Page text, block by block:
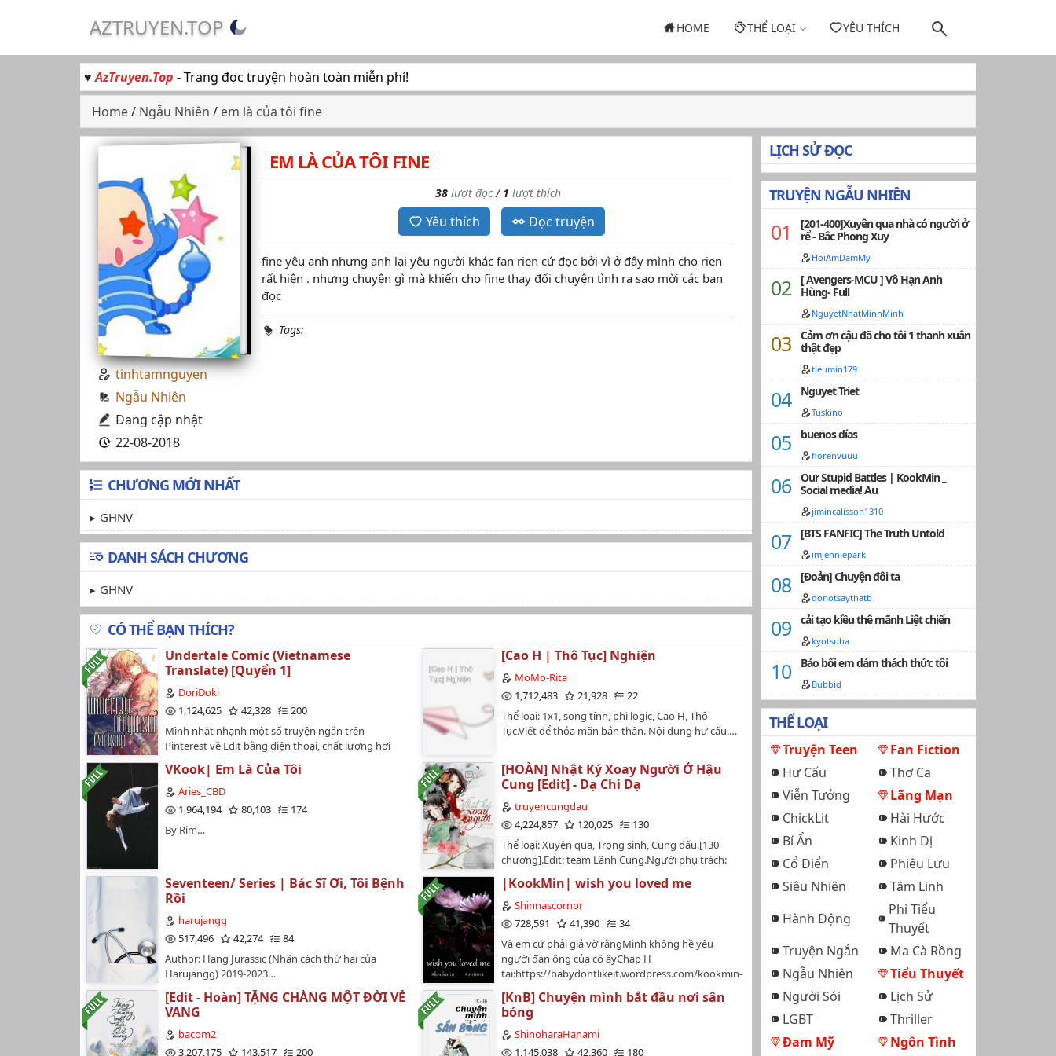
AZTRUYEN.TOP HOME THỂ LOẠI YÊU THÍCH
♥AzTruyen.Top - Trang đọc truyện hoàn toàn miễn phí!
Home/ Ngẫu Nhiên / em là của tôi fine
tinhtamnguyen
Ngẫu Nhiên
Đang cập nhật
22-08-2018
EM LÀ CỦA TÔI FINE
38 lượt đọc/ 1 lượt thích
Yêu thích Đọc truyện
fine yêu anh nhưng anh lại yêu người khác fan rien cứ đọc bởi vì ở đây mình cho rien
rất hiện . nhưng chuyện gì mà khiến cho fine thay đổi chuyện tình ra sao mời các bạn
đọc
Tags:
CHƯƠNG MỚI NHẤT
GHNV
DANH SÁCH CHƯƠNG
GHNV
CÓ THỂ BẠN THÍCH?
Undertale Comic (Vietnamese
Translate) [Quyển 1]
DoriDoki
1,124,625
42,328
200
Mình nhặt nhạnh một số truyện ngắn trên
Pinterest về Edit bằng điện thoại, chất lượng hơi
nát tí, nên mọi người thông cảm. :'( Tại mình không
hay lên máy tính cho lắm, với thấy nhìn fanpage
trên facebook cũng ngừng hoạt động nên không
còn nguồn truyện để xem. Có nhiều truyện là series
dùng điện thoại không được tiện, mọi người thông
[Cao H | Thô Tục] Nghiện
MoMo-Rita
1,712,483
21,928
22
Thể loại: 1x1, song tính, phi logic, Cao H, Thô
Tục.Viết để thỏa mãn bản thân. Nội dung hư cấu.…
VKook| Em Là Của Tôi
Aries_CBD
1,964,194
80,103
174
By Rim…
[HOÀN] Nhật Ký Xoay Người Ở Hậu
Cung [Edit] - Dạ Chi Dạ
truyencungdau
4,224,857
120,025
130
Thể loại: Xuyên qua, Trọng sinh, Cung đấu.[130
chương].Edit: team Lãnh Cung.Người phụ trách:
thê tương kính như tân, tuân theo quy củ - tất cả
đều là lời nói hưu nói vượn của hắn! Dù đứng ở vị
trí cao nhất rồi nhưng không phải cuối cùng vẫn bị
Linh Sương tin tưởng vững chắc rằng thời điểm
nên thủ đoạn thì phải thủ đoạn, nên ngây thơ thì
phải ngây thơ, nên ngoan độc thì cần phải ngoan
độc. Trăm nghìn bông hoa trong hậu cung, xuất
chúng nhất thì vĩnh viễn chỉ có một người.Cùng
xem nữ chủ thận trọng ra sao, từ Canh y[1] thấp
hèn từng bước đi lên hậu vị!Câu cửa miệng của nữ
Seventeen/ Series | Bác Sĩ Ơi, Tôi Bệnh
Rồi
harujangg
517,496
42,274
84
Author: Hang Jurassic (Nhân cách thứ hai của
Harujangg) 2019-2023…
|KookMin| wish you loved me
Shinnascornor
728,591
41,390
34
Và em cứ phải giả vờ rằngMình không hề yêu
người đàn ông của cô ấyChap H
tại:https://babydontlikeit.wordpress.com/kookmin-
[Edit - Hoàn] TẶNG CHÀNG MỘT ĐỜI VẺ
VANG
bacom2
3,207,175
143,517 200
[KnB] Chuyện mình bắt đầu nơi sân
bóng
ShinoharaHanami
1,145,038
42,360 180
LỊCH SỬ ĐỌC
TRUYỆN NGẪU NHIÊN
[201-400]Xuyên qua nhà có người ở
rể - Bắc Phong Xuy
HoiAmDamMy
[ Avengers-MCU ] Vô Hạn Anh
Hùng- Full
NguyetNhatMinhMinh
Cảm ơn cậu đã cho tôi 1 thanh xuân
thật đẹp
tieumin179
Nguyet Triet
Tuskino
buenos días
florenvuuu
Our Stupid Battles | KookMin _
Social media! Au
jimincalisson1310
[BTS FANFIC] The Truth Untold
imjenniepark
[Đoản] Chuyện đôi ta
donotsaythatb
cải tạo kiều thê mãnh Liệt chiến
kyotsuba
Bảo bối em dám thách thức tôi
Bubbid
THỂ LOẠI
Truyện Teen
Fan Fiction
Hư Cấu
Thơ Ca
Viễn Tưởng
Lãng Mạn
ChickLit
Hài Hước
Bí Ẩn
Kinh Dị
Cổ Điển
Phiêu Lưu
Siêu Nhiên
Tâm Linh
Hành Động
Phi Tiểu
Thuyết
Truyện Ngắn
Ma Cà Rồng
Ngẫu Nhiên
Tiểu Thuyết
Người Sói
Lịch Sử
LGBT
Thriller
Đam Mỹ
Ngôn Tình